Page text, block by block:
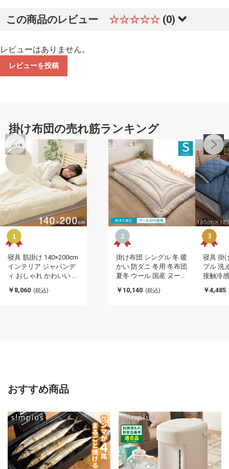
この商品のレビュー ☆☆☆☆☆ (0)
レビューはありません。
レビューを投稿
掛け布団の売れ筋ランキング
寝具 肌掛け 140×200cm
インテリア ジャパンデ
ィ おしゃれ かわいい 落
ンプル サラサラ 快適 綿
￥8,060 (税込)
掛け布団 シングル 冬 暖
かい 防ダニ 冬用 冬布団
夏冬 ウール 国産 ヌード
150×210cm シングルロ
￥10,140 (税込)
寝具 掛
ブル 洗
接触冷
リッシ
￥4,485
おすすめ商品